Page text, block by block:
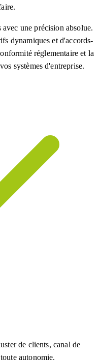
une précision absolue.
dynamiques et d'accords-
réglementaire et la
systèmes d'entreprise.
de clients, canal de
autonomie.